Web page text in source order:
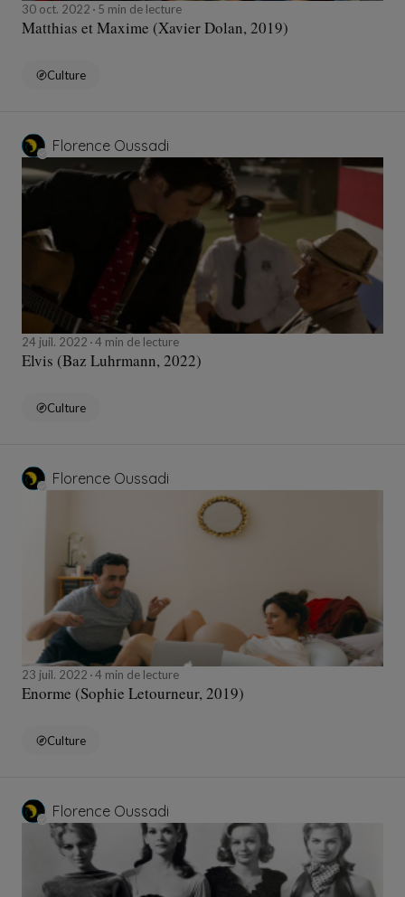
30 oct. 2022 5 min de lecture
Matthias et Maxime (Xavier Dolan, 2019)
Culture
Florence Oussadi
24 juil. 2022 4 min de lecture
Elvis (Baz Luhrmann, 2022)
Culture
Florence Oussadi
23 juil. 2022 4 min de lecture
Enorme (Sophie Letourneur, 2019)
Culture
Florence Oussadi